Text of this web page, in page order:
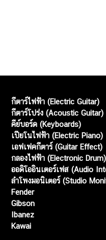
กีตาร์ไฟฟ้า (Electric Guitar)
กีตาร์โปร่ง (Acoustic Guitar)
คีย์บอร์ด (Keyboards)
เปียโนไฟฟ้า (Electric Piano)
เอฟเฟคกีตาร์ (Guitar Effect)
กลองไฟฟ้า (Electronic Drum)
ออดิโออินเตอร์เฟส (Audio
ลำโพงมอนิเตอร์ (Studio
Fender
Gibson
Ibanez
Kawai